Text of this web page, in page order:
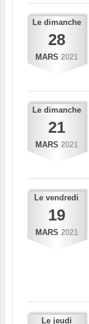
Le dimanche
28
MARS 2021
Le dimanche
21
MARS 2021
Le vendredi
19
MARS 2021
Le jeudi